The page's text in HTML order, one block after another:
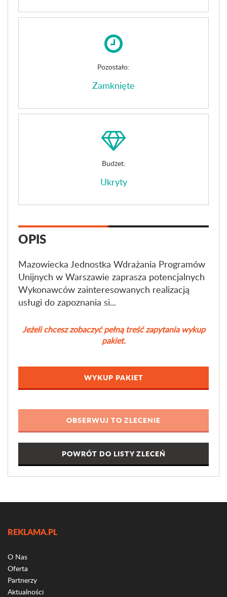
Pozostało:
Zamknięte
Budżet:
Ukryty
OPIS
Mazowiecka Jednostka Wdrażania Programów
Unijnych w Warszawie zaprasza potencjalnych
Wykonawców zainteresowanych realizacją
usługi do zapoznania si...
Jeżeli chcesz zobaczyć pełną treść zapytania wykup
pakiet.
WYKUP PAKIET
POWRÓT DO LISTY ZLECEŃ
REKLAMA.PL
O Nas
Oferta
Partnerzy
Aktualności